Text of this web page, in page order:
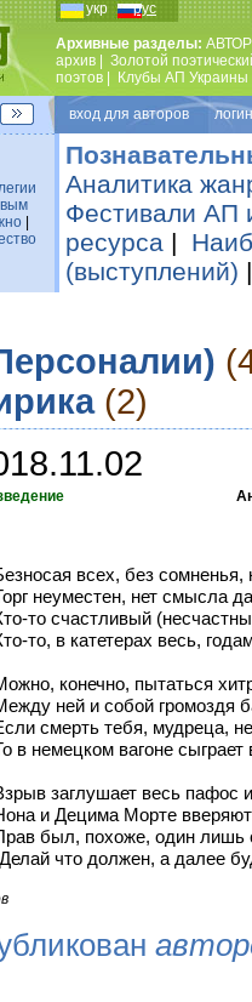
укр рус
Архивные разделы:
архив
Золотой
поэтов
Клубы АП Украины
вход для авторов
|
Аналитика
Фестивали АП
ресурса |
(выступлений)
(2)
всех, без сомненья,
неуместен, нет смысла
то счастливый
то, в катетерах весь,
конечно, пытаться
ней и собой громоздя
смерть тебя, мудреца,
в немецком вагоне
заглушает весь пафос
и Децима Морте
был, похоже, один лишь
что должен, а далее